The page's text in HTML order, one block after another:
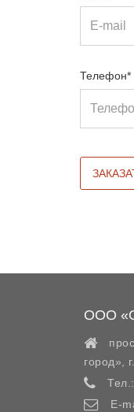
Телефон*
ООО
город»,
Тел.:
E-